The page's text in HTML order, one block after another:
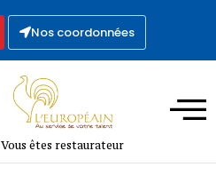
Nos coordonnées
Vous êtes restaurateur